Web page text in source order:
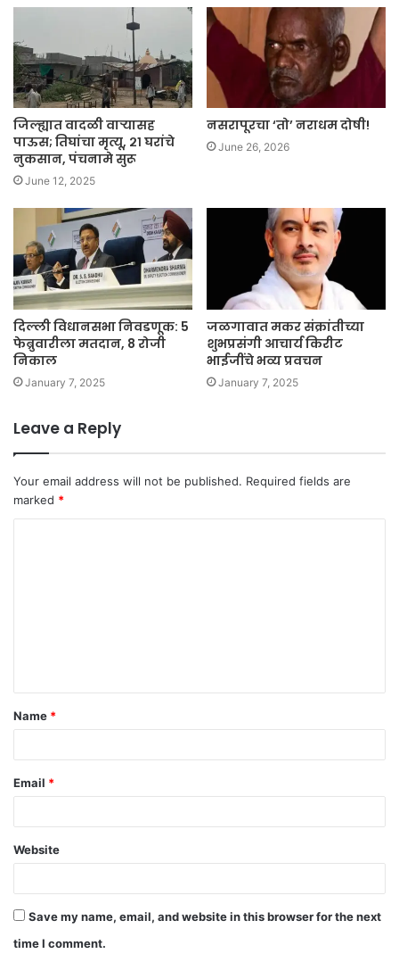
जिल्ह्यात वादळी वाऱ्यासह
पाऊस; तिघांचा मृत्यू, २१ घरांचे
नुकसान, पंचनामे सुरू
June 12, 2025
नसरापूरचा ‘तो’ नराधम दोषी!
June 26, 2026
दिल्ली विधानसभा निवडणूक: 5
फेब्रुवारीला मतदान, 8 रोजी
निकाल
January 7, 2025
जळगावात मकर संक्रांतीच्या
शुभप्रसंगी आचार्य किरीट
भाईजींचे भव्य प्रवचन
January 7, 2025
Leave a Reply
Your email address will not be published. Required fields are
marked *
t
*
Name *
Email *
Website
Save my name, email, and website in this browser for the next
time I comment.